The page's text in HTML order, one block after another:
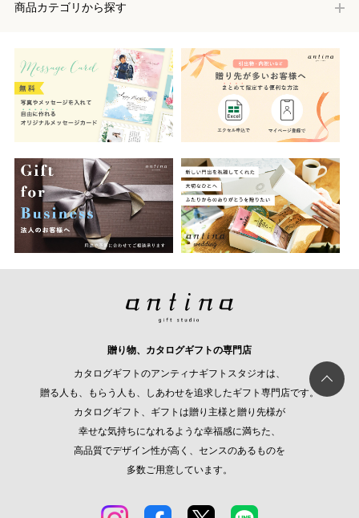
商品カテゴリから探す
贈り物、カタログギフトの専門店
カタログギフトのアンティナギフトスタジオは、
贈る人も、もらう人も、しあわせを追求したギフト専門店です。
カタログギフト、ギフトは贈り主様と贈り先様が
幸せな気持ちになれるような幸福感に満ちた、
高品質でデザイン性が高く、センスのあるものを
多数ご用意しています。